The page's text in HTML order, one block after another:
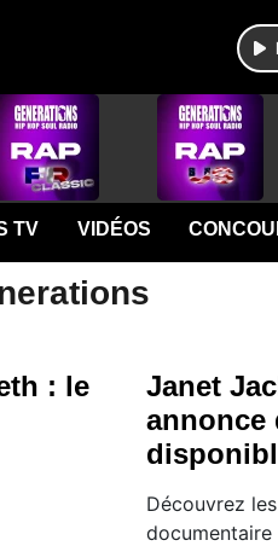
TV VIDÉOS
: le
Janet
annonce
Découvrez
documentaire